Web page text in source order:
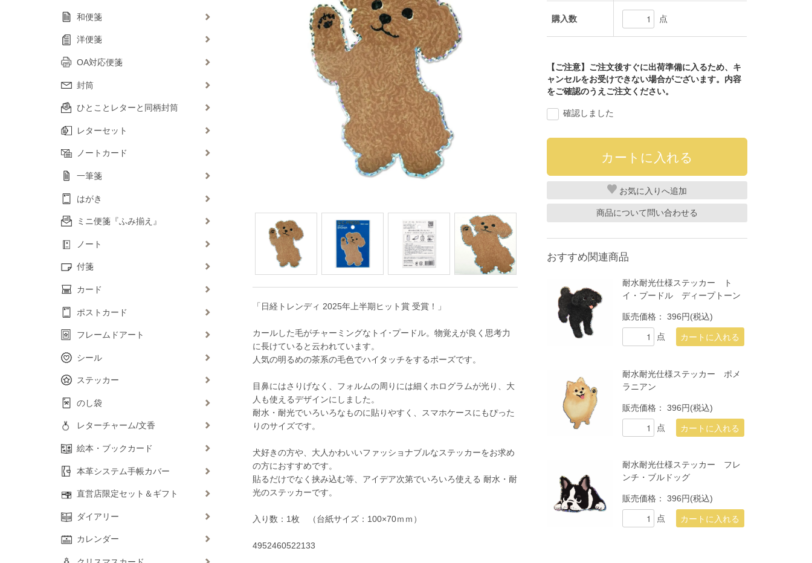
「日経トレンディ 2025年上半期ヒット賞 受賞！」
カールした毛がチャーミングなトイ･プードル。物覚えが良く思考力
に長けていると云われています。
人気の明るめの茶系の毛色でハイタッチをするポーズです。
目鼻にはさりげなく、フォルムの周りには細くホログラムが光り、大
人も使えるデザインにしました。
耐水・耐光でいろいろなものに貼りやすく、スマホケースにもぴった
りのサイズです。
犬好きの方や、大人かわいいファッショナブルなステッカーをお求め
の方におすすめです。
貼るだけでなく挟み込む等、アイデア次第でいろいろ使える 耐水・耐
光のステッカーです。
入り数：1枚 （台紙サイズ：100×70ｍｍ）
4952460522133
購入数 点
【ご注意】ご注文後すぐに出荷準備に入るため、キ
ャンセルをお受けできない場合がございます。内容
をご確認のうえご注文ください。
確認しました
お気に入り
商品について問い合わせる
おすすめ関連商品
耐水耐光仕様ステッカー ト
イ・プードル ディープトーン
販売価格：396円(税込)
点
耐水耐光仕様ステッカー ポメ
ラニアン
販売価格：396円(税込)
点
耐水耐光仕様ステッカー フレ
ンチ・ブルドッグ
販売価格：396円(税込)
点
和便箋
洋便箋
OA対応便箋
封筒
ひとことレターと同柄封筒
レターセット
ノートカード
一筆箋
はがき
ミニ便箋『ふみ揃え』
ノート
付箋
カード
ポストカード
フレームドアート
シール
ステッカー
のし袋
レターチャーム/文香
絵本・ブックカード
本革システム手帳カバー
直営店限定セット＆ギフト
ダイアリー
カレンダー